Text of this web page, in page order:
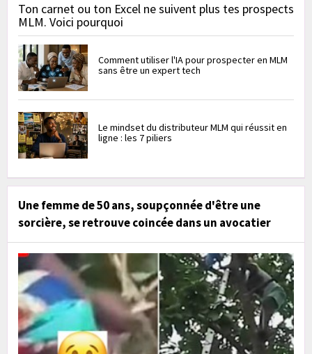
Ton carnet ou ton Excel ne suivent plus tes prospects
MLM. Voici pourquoi
Comment utiliser l'IA pour prospecter en MLM
sans être un expert tech
Le mindset du distributeur MLM qui réussit en
ligne : les 7 piliers
Une femme de 50 ans, soupçonnée d'être une
sorcière, se retrouve coincée dans un avocatier